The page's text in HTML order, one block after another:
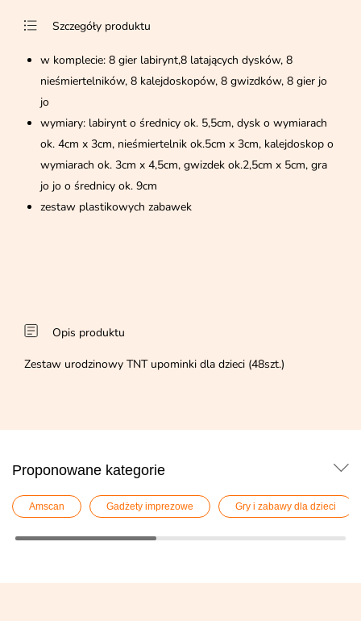
Szczegóły produktu
w komplecie: 8 gier labirynt,8 latających dysków, 8
nieśmiertelników, 8 kalejdoskopów, 8 gwizdków, 8 gier jo
jo
wymiary: labirynt o średnicy ok. 5,5cm, dysk o wymiarach
ok. 4cm x 3cm, nieśmiertelnik ok.5cm x 3cm, kalejdoskop o
wymiarach ok. 3cm x 4,5cm, gwizdek ok.2,5cm x 5cm, gra
jo jo o średnicy ok. 9cm
zestaw plastikowych zabawek
Opis produktu
Zestaw urodzinowy TNT upominki dla dzieci (48szt.)
Proponowane kategorie
Amscan Gadżety imprezowe Gry i zabawy dla dzieci